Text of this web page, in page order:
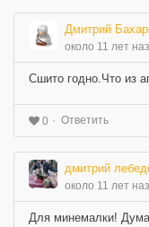
Дмитрий
около 11 лет
Сшито годно.Что из
0 Ответить
дмитрий
около 11 лет
Для минемалки!